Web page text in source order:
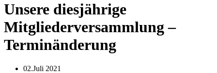
Unsere diesjährige
Mitgliederversammlung –
Terminänderung
02.Juli 2021